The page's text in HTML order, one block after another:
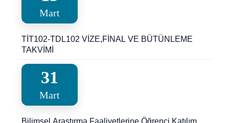
Mart
TİT102-TDL102 VİZE,FİNAL VE BÜTÜNLEME
TAKVİMİ
31
Mart
Bilimsel Araştırma Faaliyetlerine Öğrenci Katılım